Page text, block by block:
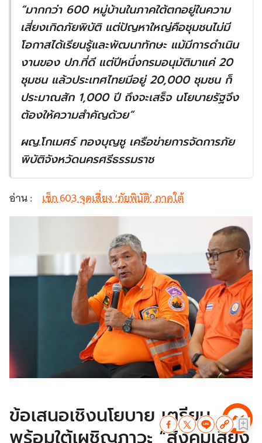
“มากกว่า 600 หมู่บ้านในภาคใต้ตกอยู่ในความ
เสี่ยงเกิดภัยพิบัติ แต่ปัญหาใหญ่คือชุมชนไม่มี
โอกาสได้เรียนรู้และพัฒนาทักษะ แม้มีการดำเนิน
งานของ ปภ.ที่ดี แต่ปีหนึ่งกรมอนุมัติมาแค่20
ชุมชน แล้วประเทศไทยมีอยู่20,000 ชุมชน ก็
ประมาณสัก 1,000 ปี ถึงจะเสร็จ นโยบายรัฐจึง
ต้องให้ความสำคัญด้วย”
ผญ.โกเมศร์ ทองบุญชู เครือข่ายการจัดการภัย
พิบัติจังหวัดนครศรีธรรมราช
อ่าน : เช็ก 603 จุดเสี่ยง ‘ภัยพิบัติ’ ภาคใต้
ข้อเสนอเชิงนโยบาย เตรียม